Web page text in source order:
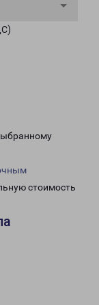
стоимость